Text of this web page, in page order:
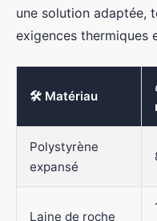
une solution adaptée,
exigences thermiques
🛠️ Matériau
Polystyrène
expansé
Laine de roche